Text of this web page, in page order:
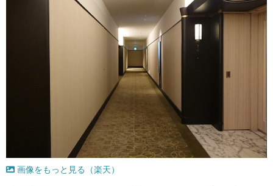
画像をもっと見る（楽天）